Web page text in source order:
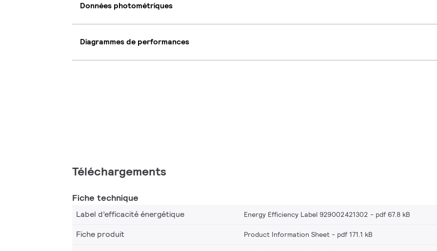
Données photométriques
Diagrammes de performances
Téléchargements
Fiche technique
Label d’efficacité énergétique Energy Efficiency Label 929002421302 pdf 67.8 kB
Fiche produit
Product Information Sheet pdf 171.1 kB